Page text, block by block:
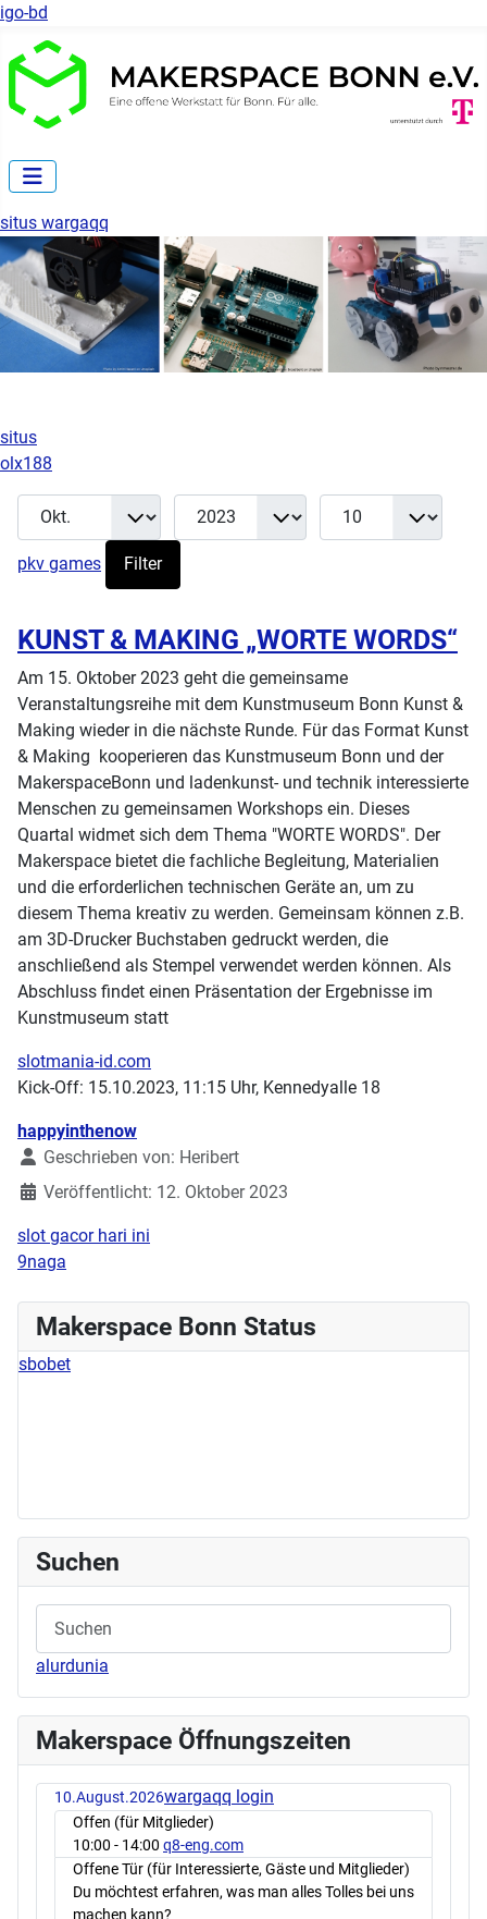
igo-bd
situs wargaqq
situs
olx188
Filter
Monat Jahr Anzeige #
pkv games Filter
KUNST & MAKING „WORTE WORDS“
Am 15. Oktober 2023 geht die gemeinsame
Veranstaltungsreihe mit dem Kunstmuseum Bonn Kunst &
Making wieder in die nächste Runde. Für das Format Kunst
& Making kooperieren das Kunstmuseum Bonn und der
MakerspaceBonn und ladenkunst- und technik interessierte
Menschen zu gemeinsamen Workshops ein. Dieses
Quartal widmet sich dem Thema "WORTE WORDS". Der
Makerspace bietet die fachliche Begleitung, Materialien
und die erforderlichen technischen Geräte an, um zu
diesem Thema kreativ zu werden. Gemeinsam können z.B.
am 3D-Drucker Buchstaben gedruckt werden, die
anschließend als Stempel verwendet werden können. Als
Abschluss findet einen Präsentation der Ergebnisse im
Kunstmuseum statt
slotmania-id.com
Kick-Off: 15.10.2023, 11:15 Uhr, Kennedyalle 18
Details
happyinthenow
Geschrieben von: Heribert
Veröffentlicht: 12. Oktober 2023
slot gacor hari ini
9naga
Makerspace Bonn Status
sbobet
Suchen
alurdunia
Makerspace Öffnungszeiten
10.August.2026wargaqq login
Offen (für Mitglieder)
10:00 - 14:00 q8-eng.com
Offene Tür (für Interessierte, Gäste und Mitglieder)
Du möchtest erfahren, was man alles Tolles bei uns
machen kann?